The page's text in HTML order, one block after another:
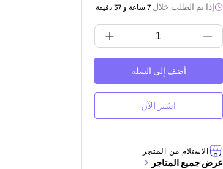
إذا تم الطلب خلال 7 ساعة و 37 دقيقة
أضف إلى السلة
اشتر الآن
الاستلام من المتجر
عرض جميع المتاجر